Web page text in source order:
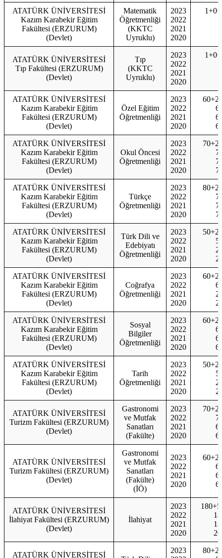
ATATÜRK ÜNİVERSİTESİ
Kazım Karabekir Eğitim
Fakültesi (ERZURUM)
(Devlet)
Matematik
Öğretmenliği
(KKTC
Uyruklu)
2023
2022
2021
2020
ATATÜRK ÜNİVERSİTESİ
Tıp Fakültesi (ERZURUM)
(Devlet)
Tıp
(KKTC
Uyruklu)
2023
2022
2021
2020
ATATÜRK ÜNİVERSİTESİ
Kazım Karabekir Eğitim
Fakültesi (ERZURUM)
(Devlet)
Özel Eğitim
Öğretmenliği
2023
2022
2021
2020
ATATÜRK ÜNİVERSİTESİ
Kazım Karabekir Eğitim
Fakültesi (ERZURUM)
(Devlet)
Okul Öncesi
Öğretmenliği
2023
2022
2021
2020
ATATÜRK ÜNİVERSİTESİ
Kazım Karabekir Eğitim
Fakültesi (ERZURUM)
(Devlet)
Türkçe
Öğretmenliği
2023
2022
2021
2020
ATATÜRK ÜNİVERSİTESİ
Kazım Karabekir Eğitim
Fakültesi (ERZURUM)
(Devlet)
Türk Dili ve
Edebiyatı
Öğretmenliği
2023
2022
2021
2020
ATATÜRK ÜNİVERSİTESİ
Kazım Karabekir Eğitim
Fakültesi (ERZURUM)
(Devlet)
Coğrafya
Öğretmenliği
2023
2022
2021
2020
ATATÜRK ÜNİVERSİTESİ
Kazım Karabekir Eğitim
Fakültesi (ERZURUM)
(Devlet)
Sosyal
Bilgiler
Öğretmenliği
2023
2022
2021
2020
ATATÜRK ÜNİVERSİTESİ
Kazım Karabekir Eğitim
Fakültesi (ERZURUM)
(Devlet)
Tarih
Öğretmenliği
2023
2022
2021
2020
ATATÜRK ÜNİVERSİTESİ
Turizm Fakültesi (ERZURUM)
(Devlet)
Gastronomi
ve Mutfak
Sanatları
(Fakülte)
2023
2022
2021
2020
ATATÜRK ÜNİVERSİTESİ
Turizm Fakültesi (ERZURUM)
(Devlet)
Gastronomi
ve Mutfak
Sanatları
(Fakülte)
(İÖ)
2023
2022
2021
2020
ATATÜRK ÜNİVERSİTESİ
İlahiyat Fakültesi (ERZURUM)
(Devlet)
İlahiyat
2023
2022
2021
2020
ATATÜRK ÜNİVERSİTESİ
2023